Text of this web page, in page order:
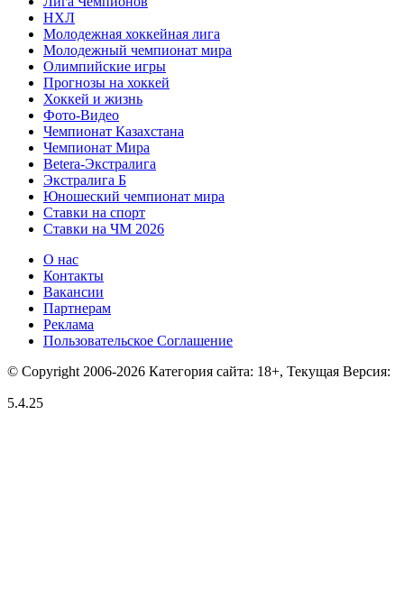
НХЛ
Молодежная хоккейная лига
Молодежный чемпионат мира
Олимпийские игры
Прогнозы на хоккей
Хоккей и жизнь
Фото-Видео
Чемпионат Казахстана
Чемпионат Мира
Betera-Экстралига
Экстралига Б
Юношеский чемпионат мира
Ставки на спорт
Ставки на ЧМ 2026
О нас
Контакты
Вакансии
Партнерам
Реклама
Пользовательское Соглашение
© Copyright 2006-2026 Категория сайта: 18+, Текущая Версия:
5.4.25